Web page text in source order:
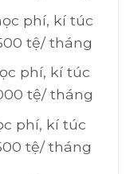
phí, kí túc
tệ/ tháng
phí, kí túc
tệ/ tháng
phí, kí túc
tệ/ tháng